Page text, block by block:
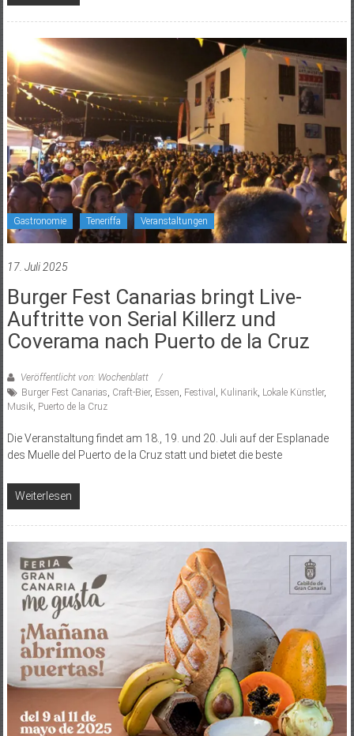
Gastronomie Teneriffa Veranstaltungen
17. Juli 2025
Burger Fest Canarias bringt Live-
Auftritte von Serial Killerz und
Coverama nach Puerto de la Cruz
Veröffentlicht von: Wochenblatt
Burger Fest Canarias, Craft-Bier, Essen, Festival , Kulinarik, Lokale Künstler,
Musik, Puerto de la Cruz
Die Veranstaltung findet am 18., 19. und 20. Juli auf der Esplanade
des Muelle del Puerto de la Cruz statt und bietet die beste
Weiterlesen